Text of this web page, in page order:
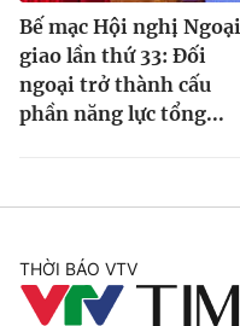
Bế mạc Hội nghị Ngoại
giao lần thứ 33: Đối
ngoại trở thành cấu
phần năng lực tổng...
THỜI BÁO VTV